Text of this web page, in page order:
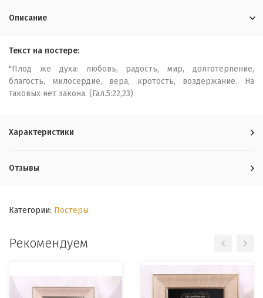
Описание
Текст на постере:
"Плод же духа: любовь, радость, мир, долготерпение,
благость, милосердие, вера, кротость, воздержание. На
таковых нет закона. (Гал.5:22,23)
Характеристики
Отзывы
Категории: Постеры
Рекомендуем